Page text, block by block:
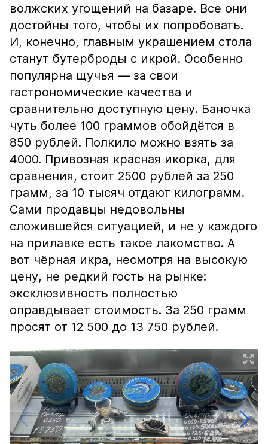
волжских угощений на базаре. Все они
достойны того, чтобы их попробовать.
И, конечно, главным украшением стола
станут бутерброды с икрой. Особенно
популярна щучья — за свои
гастрономические качества и
сравнительно доступную цену. Баночка
чуть более 100 граммов обойдётся в
850 рублей. Полкило можно взять за
4000. Привозная красная икорка, для
сравнения, стоит 2500 рублей за 250
грамм, за 10 тысяч отдают килограмм.
Сами продавцы недовольны
сложившейся ситуацией, и не у каждого
на прилавке есть такое лакомство. А
вот чёрная икра, несмотря на высокую
цену, не редкий гость на рынке:
эксклюзивность полностью
оправдывает стоимость. За 250 грамм
просят от 12 500 до 13 750 рублей.